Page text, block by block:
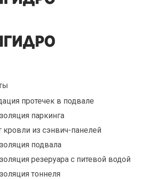
протечек в подвале
паркинга
кровли из сэнвич-панелей
подвала
резеруара с питевой водой
тоннеля